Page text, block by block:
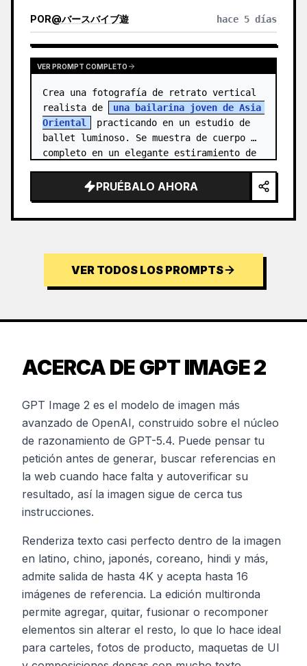
POR@バースバイブ遊 hace 5 días
VER PROMPT COMPLETO
Crea una fotografía de retrato vertical
realista de
una bailarina joven de Asia
Oriental
practicando en un estudio de
ballet luminoso. Se muestra de cuerpo
completo en un elegante estiramiento de
PRUÉBALO AHORA
VER TODOS LOS PROMPTS
ACERCA DE GPT IMAGE 2
GPT Image 2 es el modelo de imagen más
avanzado de OpenAI, construido sobre el núcleo
de razonamiento de GPT-5.4. Puede pensar tu
petición antes de generar, buscar referencias en
la web cuando hace falta y autoverificar su
resultado, así la imagen sigue de cerca tus
instrucciones.
Renderiza texto casi perfecto dentro de la imagen
en latino, chino, japonés, coreano, hindi y más,
admite salida de hasta 4K y acepta hasta 16
imágenes de referencia. La edición multironda
permite agregar, quitar, fusionar o recomponer
elementos sin alterar el resto, lo que lo hace ideal
para carteles, fotos de producto, maquetas de UI